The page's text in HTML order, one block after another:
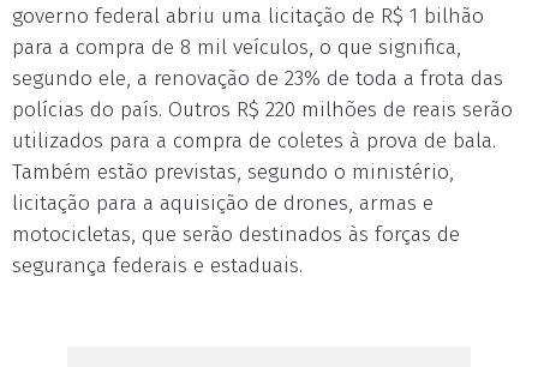
governo federal abriu uma licitação de R$ 1 bilhão
para a compra de 8 mil veículos, o que significa,
segundo ele, a renovação de 23% de toda a frota das
polícias do país. Outros R$ 220 milhões de reais serão
utilizados para a compra de coletes à prova de bala.
Também estão previstas, segundo o ministério,
licitação para a aquisição de drones, armas e
motocicletas, que serão destinados às forças de
segurança federais e estaduais.